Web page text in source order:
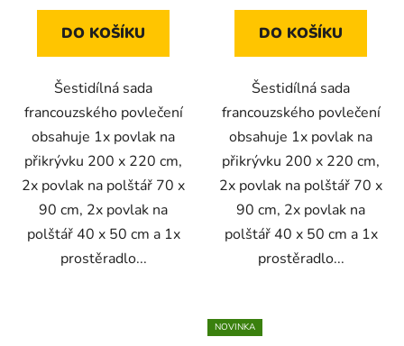
DO KOŠÍKU
Šestidílná sada
francouzského povlečení
obsahuje 1x povlak na
přikrývku 200 x 220 cm,
2x povlak na polštář 70 x
90 cm, 2x povlak na
polštář 40 x 50 cm a 1x
prostěradlo...
DO KOŠÍKU
Šestidílná sada
francouzského povlečení
obsahuje 1x povlak na
přikrývku 200 x 220 cm,
2x povlak na polštář 70 x
90 cm, 2x povlak na
polštář 40 x 50 cm a 1x
prostěradlo...
NOVINKA